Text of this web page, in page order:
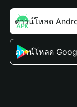
ดาวน์โหลด
ดาวน์โหลด